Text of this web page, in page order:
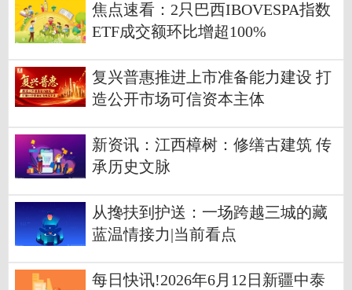
焦点速看：2只巴西IBOVESPA指数
ETF成交额环比增超100%
复兴普惠推进上市准备能力建设 打
造公开市场可信资本主体
新资讯：江西樟树：修缮古建筑 传
承历史文脉
从搀扶到护送：一场跨越三城的藏
蓝温情接力|当前看点
每日快讯!2026年6月12日新疆中泰